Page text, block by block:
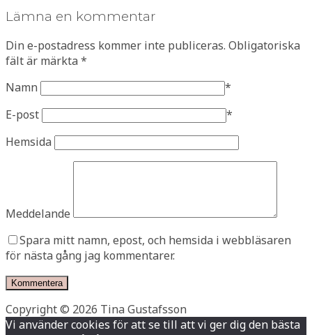
Lämna en kommentar
Din e-postadress kommer inte publiceras. Obligatoriska
fält är märkta *
Namn
*
E-post
*
Hemsida
Meddelande
Spara mitt namn, epost, och hemsida i webbläsaren
för nästa gång jag kommentarer.
Copyright © 2026 Tina Gustafsson
Vi använder cookies för att se till att vi ger dig den bästa